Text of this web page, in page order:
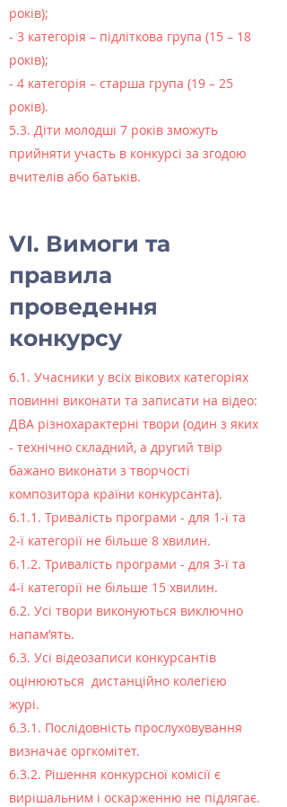
років);
- 3 категорія – підліткова група (15 – 18
років);
- 4 категорія – старша група (19 – 25
років).
5.3. Діти молодші 7 років зможуть
прийняти участь в конкурсі за згодою
вчителів або батьків.
VI. Вимоги та
правила
проведення
конкурсу
6.1. Учасники у всіх вікових категоріях
повинні виконати та записати на відео:
ДВА різнохарактерні твори (один з яких
- технічно складний, а другий твір
бажано виконати з творчості
композитора країни конкурсанта).
6.1.1. Тривалість програми - для 1-ї та
2-ї категорії не більше 8 хвилин.
6.1.2. Тривалість програми - для 3-ї та
4-ї категорії не більше 15 хвилин.
6.2. Усі твори виконуються виключно
напам’ять.
6.3. Усі відеозаписи конкурсантів
оцінюються дистанційно колегією
журі.
6.3.1. Послідовність прослуховування
визначає оргкомітет.
6.3.2. Рішення конкурсної комісії є
вирішальним і оскарженню не підлягає.